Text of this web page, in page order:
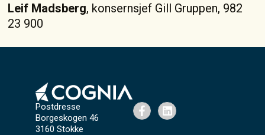
Leif Madsberg, konsernsjef Gill Gruppen, 982
23 900
Postdresse
Borgeskogen 46
3160 Stokke